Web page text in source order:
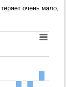
очень мало,